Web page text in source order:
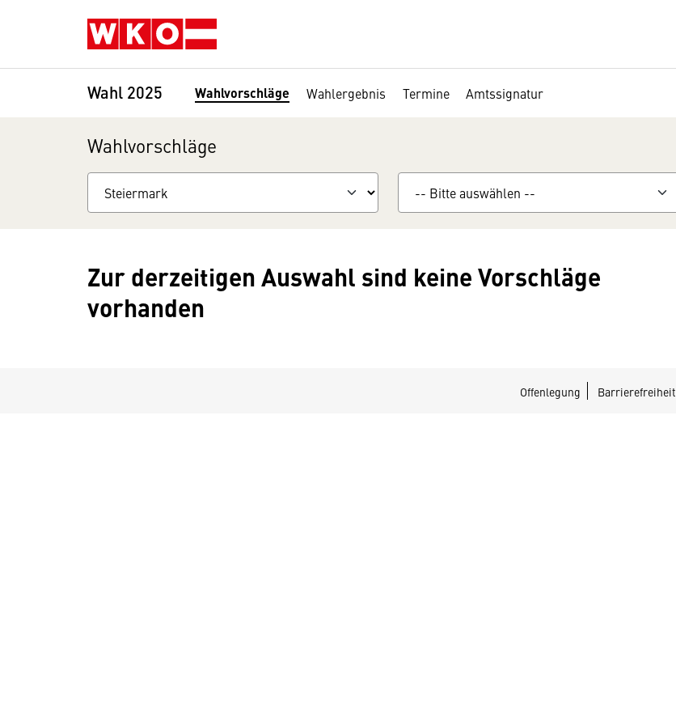
Wahl 2025 Wahlvorschläge Wahlergebnis Termine Amtssignatur
Wahlvorschläge
Zur derzeitigen Auswahl sind keine Vorschläge
vorhanden
Offenlegung Barrierefreiheit